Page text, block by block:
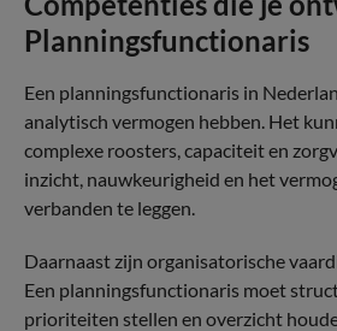
Planningsfunctionaris
Een planningsfunctionaris in
analytisch vermogen hebben. Het
complexe roosters, capaciteit en
inzicht, nauwkeurigheid en het
verbanden te leggen.
Daarnaast zijn organisatorische
Een planningsfunctionaris moet
prioriteiten stellen en overzicht